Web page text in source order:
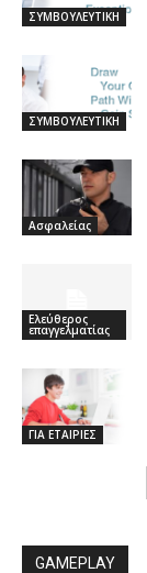
ΣΥΜΒΟΥΛΕΥΤΙΚΗ
ΣΥΜΒΟΥΛΕΥΤΙΚΗ
Ασφαλείας
Ελεύθερος
επαγγελματίας
ΓΙΑ ΕΤΑΙΡΙΕΣ
GAMEPLAY